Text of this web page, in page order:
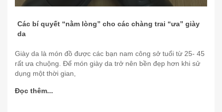
Các bí quyết “nằm lòng” cho các chàng trai “ưa” giày
da
Giày da là món đồ được các bạn nam công sở tuổi từ 25- 45
rất ưa chuộng. Để món giày da trở nên bền đẹp hơn khi sử
dụng một thời gian,
Đọc thêm...